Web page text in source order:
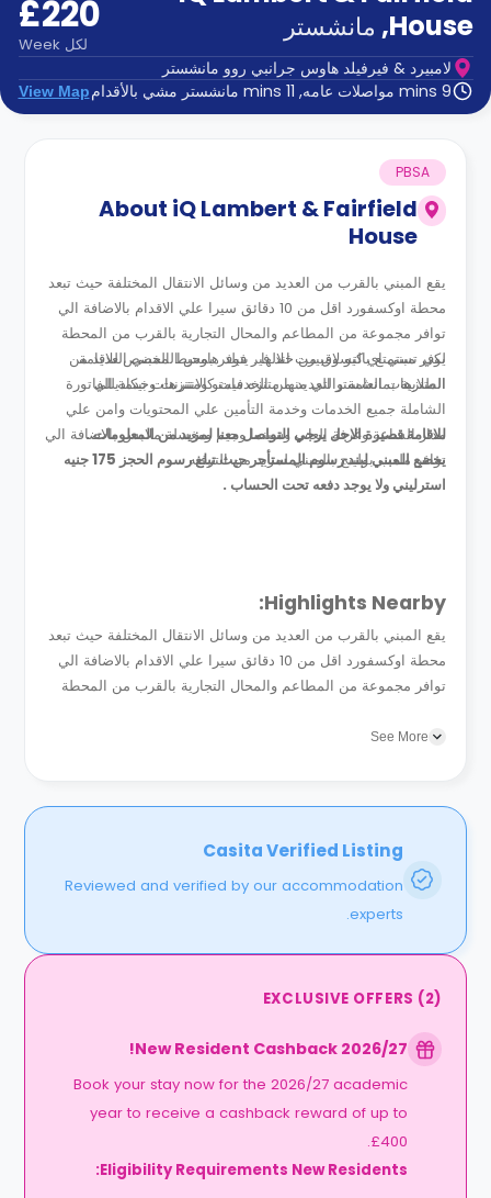
و
المساعدة
الدعم
عبر
الهاتف
اتصل
بنا
كيف
الأسئلة
الشائعة
House
, مانشستر £220
لكل Week
لامبيرد & فيرفيلد هاوس جرانبي روو مانشستر
9 mins مواصلات عامه, 11 mins مانشستر مشي بالأقدام
View Map
About iQ Lambert & Fairfield
House
PBSA
يقع المبني بالقرب من العديد من وسائل الانتقال المختلفة حيث تبعد
محطة اوكسفورد اقل من 10 دقائق سيرا علي الاقدام بالاضافة الي
توافر مجموعة من المطاعم والمحال التجارية بالقرب من المحطة
لكي تستمتع بالتسوق من خلالها . يتوفر بمحيط المبني العديد من
المتنزهات العامة والتي منها متنزه فيمتو ومتنزهات بيكاديللي .
يوفر مبني اي كيو لامبيرت اند فير فيلد هاوس المخصص للاقامة
الطلابية بمانشستر العديد من الخدمات كالانترنت وخدمة الفاتورة
الشاملة جميع الخدمات وخدمة التأمين علي المحتويات وامن علي
مدار الساعة وغرفة العاب وسينما وجيم ومغسلة ملابس بالاضافة الي
توافر ملعب بولينج بالمبني لمزيد من الترفيه .
للاقامة قصيرة الاجل يرجي التواصل معنا لمزيد من المعلومات .
يخضع المبني لبند رسوم المستأجر حيث تبلغ رسوم الحجز 175 جنيه
استرليني ولا يوجد دفعه تحت الحساب .
Highlights Nearby:
يقع المبني بالقرب من العديد من وسائل الانتقال المختلفة حيث تبعد
محطة اوكسفورد اقل من 10 دقائق سيرا علي الاقدام بالاضافة الي
توافر مجموعة من المطاعم والمحال التجارية بالقرب من المحطة
See More
Casita Verified Listing
Reviewed and verified by our accommodation
experts.
EXCLUSIVE OFFERS (2)
2026/27 New Resident Cashback!
Book your stay now for the 2026/27 academic
year to receive a cashback reward of up to
£400.
Eligibility Requirements New Residents: